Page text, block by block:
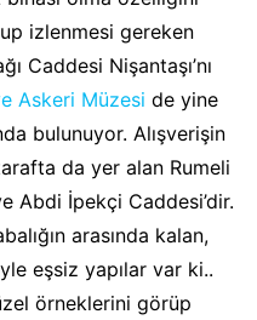
izlenmesi gereken
Caddesi Nişantaşı’nı
Askeri Müzesi de yine
bulunuyor. Alışverişin
da yer alan Rumeli
Abdi İpekçi Caddesi’dir.
arasında kalan,
eşsiz yapılar var ki..
örneklerini görüp